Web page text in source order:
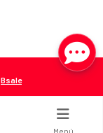
Bsale
Menú